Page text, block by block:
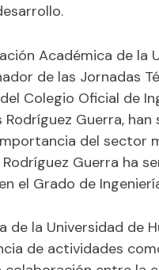
Académica de la
de las Jornadas
Colegio Oficial de
Rodríguez Guerra,
del sector
Rodríguez Guerra ha
el Grado de
la Universidad de
de actividades